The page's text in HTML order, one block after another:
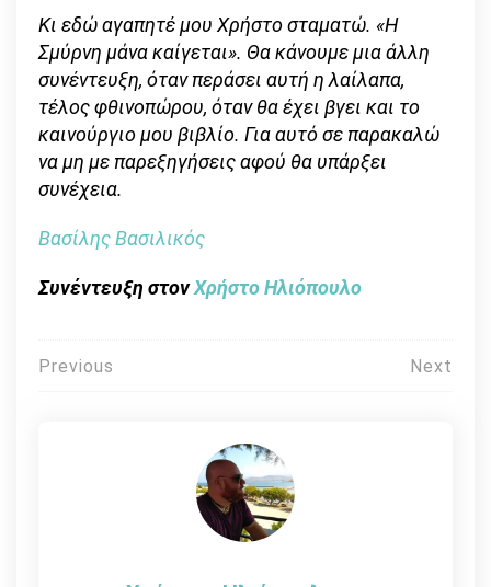
Κι εδώ αγαπητέ μου Χρήστο σταματώ. «Η
Σμύρνη μάνα καίγεται». Θα κάνουμε μια άλλη
συνέντευξη, όταν περάσει αυτή η λαίλαπα,
τέλος φθινοπώρου, όταν θα έχει βγει και το
καινούργιο μου βιβλίο. Για αυτό σε παρακαλώ
να μη με παρεξηγήσεις αφού θα υπάρξει
συνέχεια.
Βασίλης Βασιλικός
Συνέντευξη στονΧρήστο Ηλιόπουλο
Πλοήγηση
Previous Next